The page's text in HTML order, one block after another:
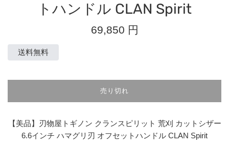
トハンドル CLAN Spirit
通
69,850 円
送料無料
売り切れ
【美品】刃物屋トギノン クランスピリット 荒刈 カットシザー
6.6インチ ハマグリ刃 オフセットハンドル CLAN Spirit